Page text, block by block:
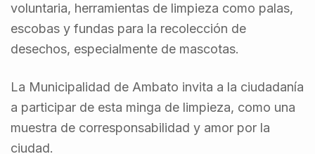
voluntaria, herramientas de limpieza como palas,
escobas y fundas para la recolección de
desechos, especialmente de mascotas.
La Municipalidad de Ambato invita a la ciudadanía
a participar de esta minga de limpieza, como una
muestra de corresponsabilidad y amor por la
ciudad.